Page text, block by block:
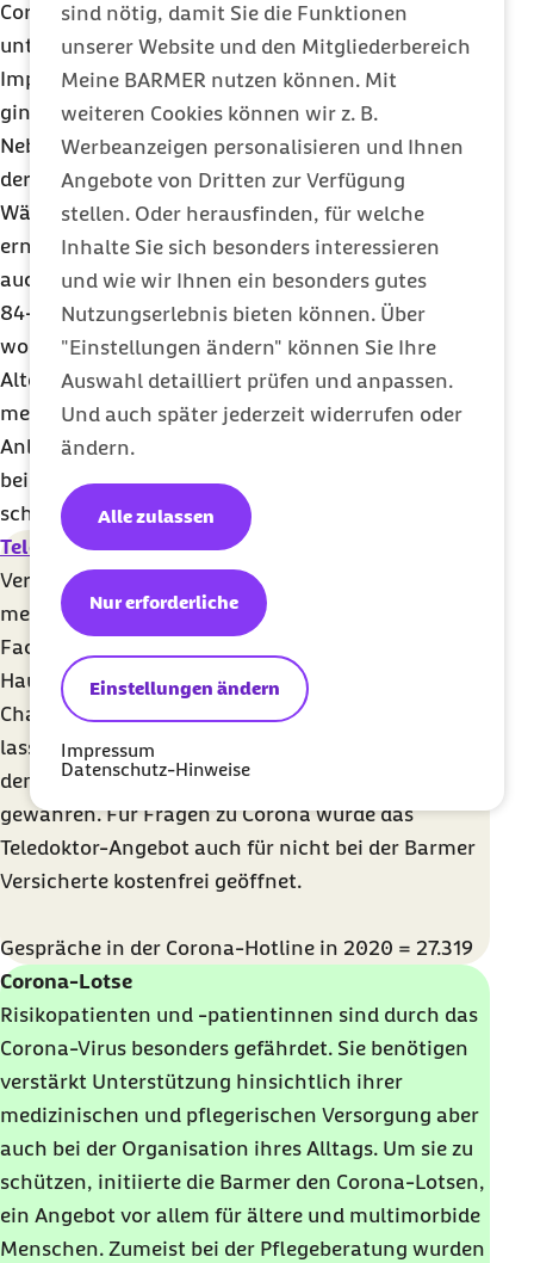
sind nötig, damit Sie die Funktionen
unserer Website und den Mitgliederbereich
Meine BARMER nutzen können. Mit
weiteren Cookies können wir z. B.
Werbeanzeigen personalisieren und Ihnen
Angebote von Dritten zur Verfügung
stellen. Oder herausfinden, für welche
Inhalte Sie sich besonders interessieren
und wie wir Ihnen ein besonders gutes
Nutzungserlebnis bieten können. Über
"Einstellungen ändern" können Sie Ihre
Auswahl detailliert prüfen und anpassen.
Und auch später jederzeit widerrufen oder
ändern.
Einstellungen ändern
Nur erforderliche
Alle zulassen
Impressum
Datenschutz-Hinweise
Corona-Symptome von denen einer Erkältung
unterscheiden können. Als Anfang 2021 die
Impfkampagne in Deutschland an Fahrt aufnahm,
ging es vermehrt darum, mit welchen
Nebenwirkungen zu rechnen ist oder was es mit
der Impfpriorisierung auf sich hat.
Während es sich bei fast allen Anrufen um
ernsthafte Anliegen handelte, waren vereinzelt
auch kuriosere Nachfragen darunter: So wollte ein
84-jähriger Anrufer beispielsweise wissen, wie und
wo er seinen Impfstoff – den er aufgrund seines
Alters ja sicherlich frühzeitig bekäme –
meistbietend verkaufen könnte. Bei diesem
Anliegen konnte die
bei den Tausenden anderen Anrufen hingegen
schon.
Teledoktorist ein Angebot der Barmer, bei dem
Versicherte kostenlos und rund um die Uhr
medizinischen Rat von Ärzten und medizinischen
Fachteams einholen können. Bequem von zu
Hause oder unterwegs können sie Fragen per Mail,
Chat, Videocall oder Telefon stellen. Auf Wunsch
lassen sich dabei auch Unterlagen hochladen, um
dem beratenden Fachpersonal Einsicht zu
gewähren. Für Fragen zu Corona wurde das
Teledoktor-Angebot auch für nicht bei der Barmer
Versicherte kostenfrei geöffnet.
Gespräche in der Corona-Hotline in 2020 = 27.319
Corona-Lotse
Risikopatienten und -patientinnen sind durch das
Corona-Virus besonders gefährdet. Sie benötigen
verstärkt Unterstützung hinsichtlich ihrer
medizinischen und pflegerischen Versorgung aber
auch bei der Organisation ihres Alltags. Um sie zu
schützen, initiierte die Barmer den Corona-Lotsen,
ein Angebot vor allem für ältere und multimorbide
Menschen. Zumeist bei der Pflegeberatung wurden